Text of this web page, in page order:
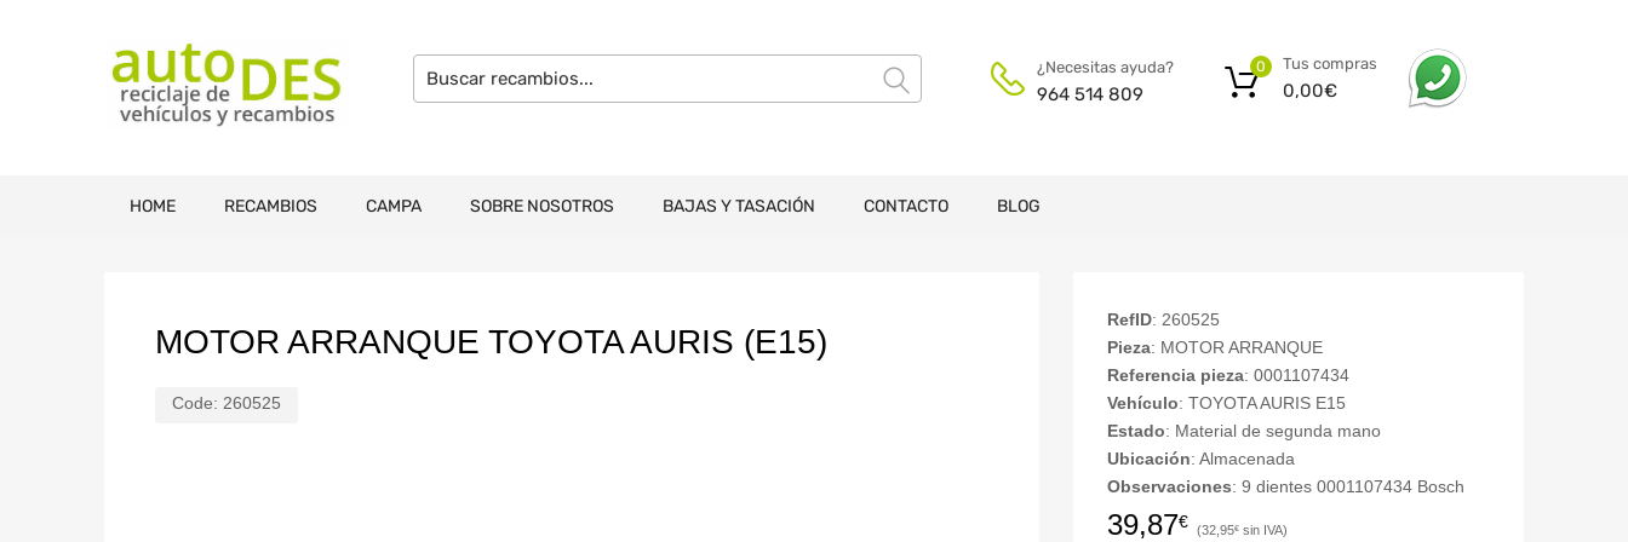
¿Necesitas ayuda?
964 514 809
Tus compras
0,00€
0
HOME RECAMBIOS CAMPA SOBRE NOSOTROS BAJAS Y TASACIÓN CONTACTO BLOG
MOTOR ARRANQUE TOYOTA AURIS (E15)
Code: 260525
RefID: 260525
Pieza: MOTOR ARRANQUE
Referencia pieza: 0001107434
Vehículo: TOYOTA AURIS E15
Estado: Material de segunda mano
Ubicación: Almacenada
Observaciones: 9 dientes 0001107434 Bosch
39,87€ 32,95€